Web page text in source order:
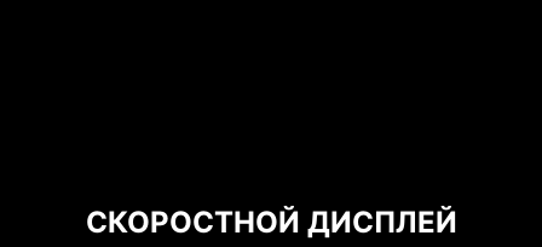
СКОРОСТНОЙ ДИСПЛЕЙ